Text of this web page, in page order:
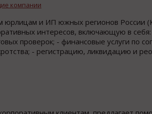
компании
юрлицам и ИП южных регионов России
интересов, включающую в
проверок; - финансовые услуги по
- регистрацию, ликвидацию и